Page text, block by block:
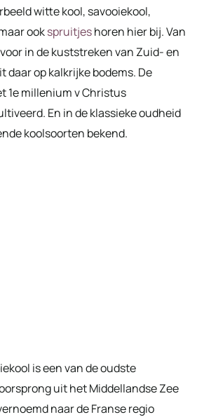
witte kool, savooiekool,
ookspruitjeshoren hier bij. Van
in de kuststreken van Zuid- en
daar op kalkrijke bodems. De
1e millenium v Christus
En in de klassieke oudheid
koolsoorten bekend.
is een van de oudste
uit het Middellandse Zee
naar de Franse regio